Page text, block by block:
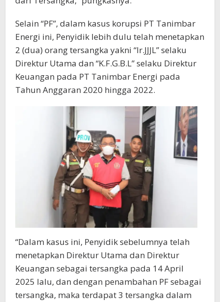
Selain “PF”, dalam kasus korupsi PT Tanimbar
Energi ini, Penyidik lebih dulu telah menetapkan
2 (dua) orang tersangka yakni “Ir.JJJL” selaku
Direktur Utama dan “K.F.G.B.L” selaku Direktur
Keuangan pada PT Tanimbar Energi pada
Tahun Anggaran 2020 hingga 2022.
“Dalam kasus ini, Penyidik sebelumnya telah
menetapkan Direktur Utama dan Direktur
Keuangan sebagai tersangka pada 14 April
2025 lalu, dan dengan penambahan PF sebagai
tersangka, maka terdapat 3 tersangka dalam